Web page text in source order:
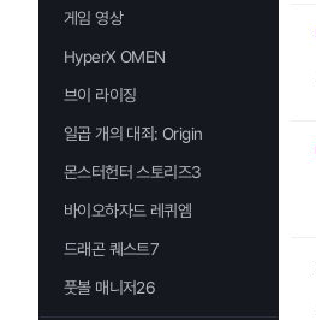
게임 영상
HyperX OMEN
브이 라이징
일곱 개의 대죄: Origin
몬스터헌터 스토리즈3
바이오하자드 레퀴엠
드래곤 퀘스트7
풋볼 매니저26